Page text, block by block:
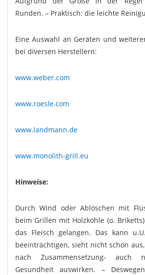
Runden. – Praktisch: die leichte
Eine Auswahl an Geräten und
bei diversen Herstellern:
www.weber.com
www.roesle.com
www.landmann.de
www.monolith-grill.eu
Hinweise:
Durch Wind oder Ablöschen mit
beim Grillen mit Holzkohle (o.
das Fleisch gelangen. Das kann
beeinträchtigen, sieht nicht schön
nach Zusammensetzung- auch
Gesundheit auswirken. –